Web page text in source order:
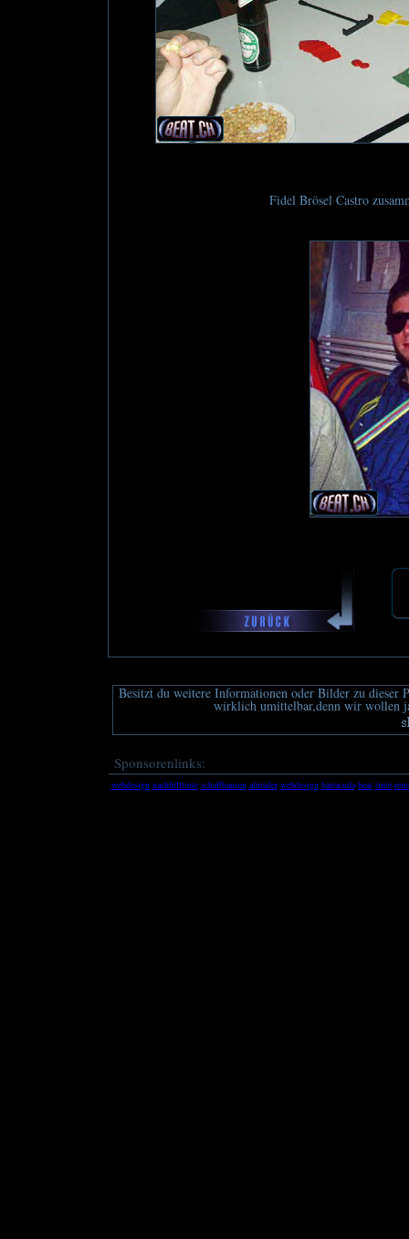
Fidel Brösel Castro
Besitzt du weitere Informationen oder Bilder zu dieser
wirklich umittelbar,denn wir wollen
Sponsorenlinks:
webdesign nachfülltinte schaffhausen aluräder webdesign barracuda beat tinte